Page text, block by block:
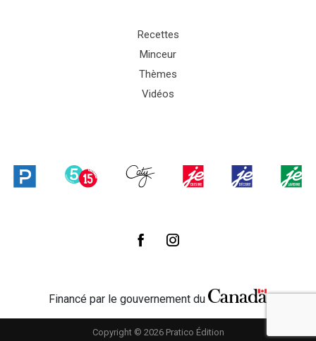
Recettes
Minceur
Thèmes
Vidéos
Financé par le gouvernement du
Copyright © 2026 Pratico Édition